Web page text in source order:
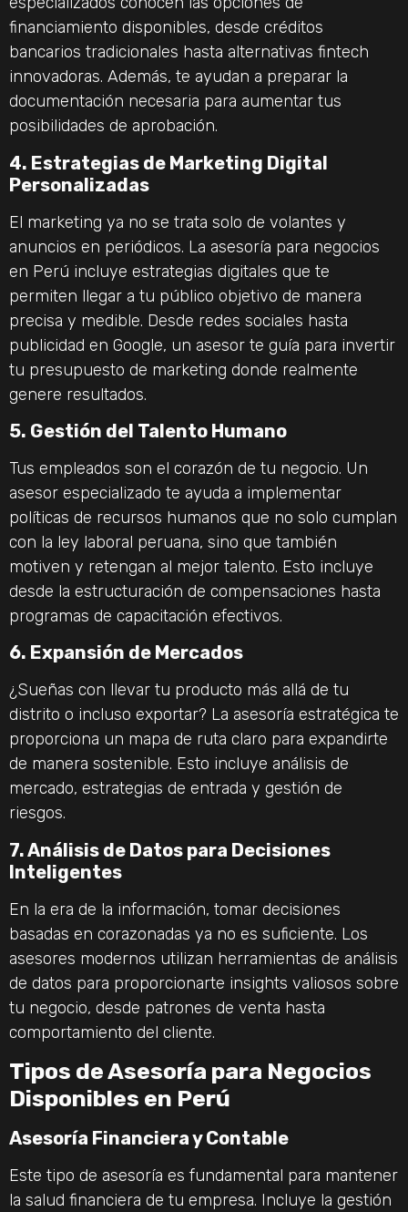
financiamiento disponibles, desde créditos
bancarios tradicionales hasta alternativas fintech
innovadoras. Además, te ayudan a preparar la
documentación necesaria para aumentar tus
posibilidades de aprobación.
4. Estrategias de Marketing Digital
Personalizadas
El marketing ya no se trata solo de volantes y
anuncios en periódicos. La asesoría para negocios
en Perú incluye estrategias digitales que te
permiten llegar a tu público objetivo de manera
precisa y medible. Desde redes sociales hasta
publicidad en Google, un asesor te guía para invertir
tu presupuesto de marketing donde realmente
genere resultados.
5. Gestión del Talento Humano
Tus empleados son el corazón de tu negocio. Un
asesor especializado te ayuda a implementar
políticas de recursos humanos que no solo cumplan
con la ley laboral peruana, sino que también
motiven y retengan al mejor talento. Esto incluye
desde la estructuración de compensaciones hasta
programas de capacitación efectivos.
6. Expansión de Mercados
¿Sueñas con llevar tu producto más allá de tu
distrito o incluso exportar? La asesoría estratégica te
proporciona un mapa de ruta claro para expandirte
de manera sostenible. Esto incluye análisis de
mercado, estrategias de entrada y gestión de
riesgos.
7. Análisis de Datos para Decisiones
Inteligentes
En la era de la información, tomar decisiones
basadas en corazonadas ya no es suficiente. Los
asesores modernos utilizan herramientas de análisis
de datos para proporcionarte insights valiosos sobre
tu negocio, desde patrones de venta hasta
comportamiento del cliente.
Tipos de Asesoría para Negocios
Disponibles en Perú
Asesoría Financiera y Contable
Este tipo de asesoría es fundamental para mantener
la salud financiera de tu empresa. Incluye la gestión